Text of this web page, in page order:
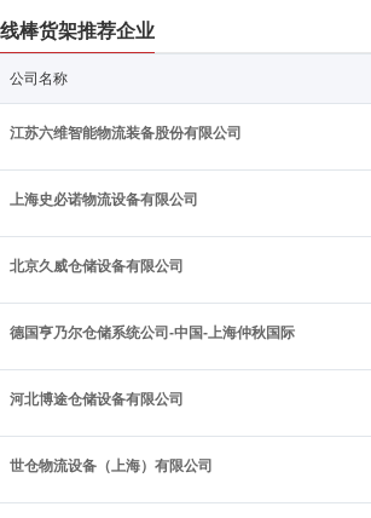
线棒货架推荐企业
公司名称
江苏六维智能物流装备股份有限公司
上海史必诺物流设备有限公司
北京久威仓储设备有限公司
德国亨乃尔仓储系统公司-中国-上海仲秋国际
河北博途仓储设备有限公司
世仓物流设备（上海）有限公司